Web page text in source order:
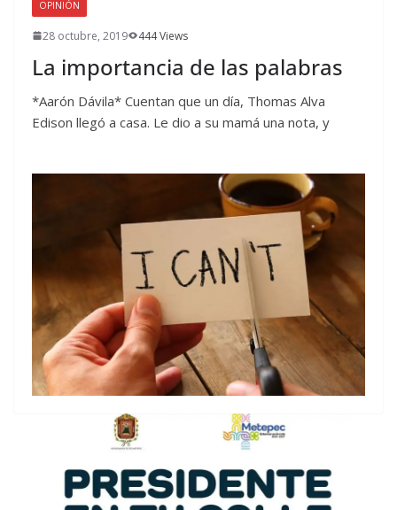
OPINIÓN
28 octubre, 2019 444 Views
La importancia de las palabras
*Aarón Dávila* Cuentan que un día, Thomas Alva
Edison llegó a casa. Le dio a su mamá una nota, y